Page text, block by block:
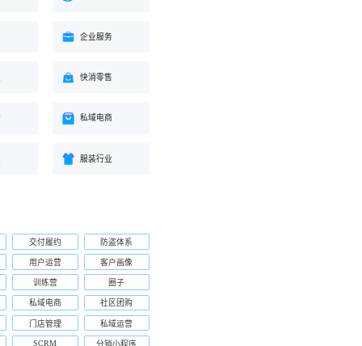
企业服务
快消零售
私域电商
服装行业
交付履约 防盗体系
用户运营 客户画像
训练营 圈子
私域电商 社区团购
门店管理 私域运营
SCRM 分销小程序